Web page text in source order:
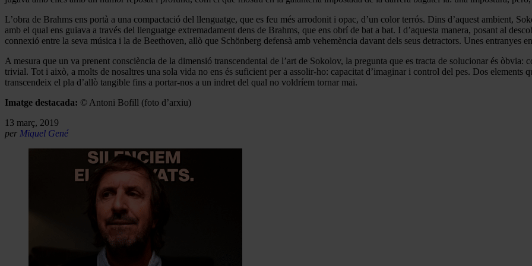
L’obra de Brahms ens portà a una compactació del llenguatge, que es feu més arrodonit i opac, d’un color terrós. Dins d’aquest ambient,
amb el qual ens guiava a través del llenguatge extremadament dens de Brahms, que ens obrí de bat a bat. I d’aquesta manera, posant al
connexió entre la seva música i la de Beethoven, allò que Schönberg defensà amb vehemència davant dels seus detractors. Unes entranyes
A mesura que un va prenent consciència de la dimensió transcendental de l’art de Sokolov, la pregunta que es tracta de solucionar és òbvia:
trivial. Tot i això, a molts de nosaltres una sola vida no ens és suficient per a assolir-ho: capacitat d’imaginar i control del pes. Dos elements
transcendeix el pla d’allò tangible fins a portar-nos a un indret del qual no voldríem tornar mai.
Imatge destacada: © Antoni Bofill (foto d’arxiu)
13 març, 2019
per Miquel Gené